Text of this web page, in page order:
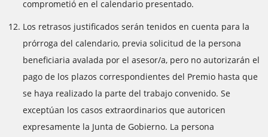
comprometió en el calendario presentado.
Los retrasos justificados serán tenidos en cuenta para la
prórroga del calendario, previa solicitud de la persona
beneficiaria avalada por el asesor/a, pero no autorizarán el
pago de los plazos correspondientes del Premio hasta que
se haya realizado la parte del trabajo convenido. Se
exceptúan los casos extraordinarios que autoricen
expresamente la Junta de Gobierno. La persona